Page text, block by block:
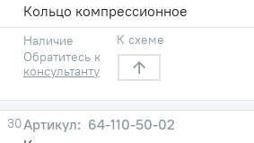
Кольцо компрессионное
Наличие
Обратитесь к
консультанту
К схеме
30
64-110-50-02